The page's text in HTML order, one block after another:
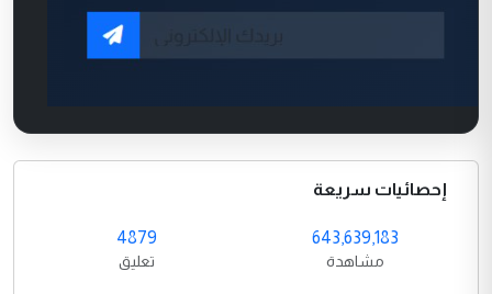
إحصائيات سريعة
643,639,183
مشاهدة
4879
تعليق